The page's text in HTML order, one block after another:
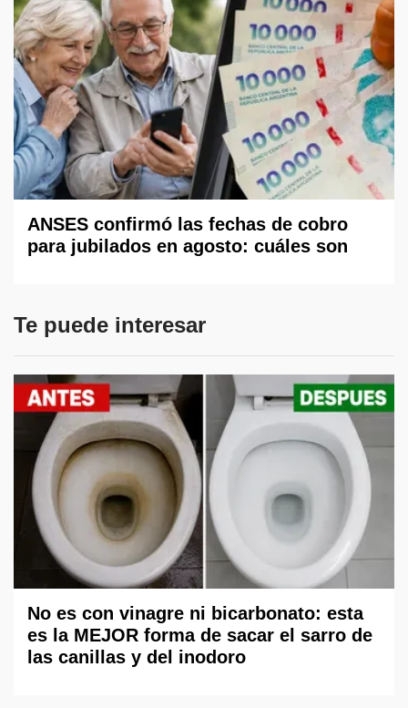
ANSES confirmó las fechas de cobro
para jubilados en agosto: cuáles son
Te puede interesar
No es con vinagre ni bicarbonato: esta
es la MEJOR forma de sacar el sarro de
las canillas y del inodoro